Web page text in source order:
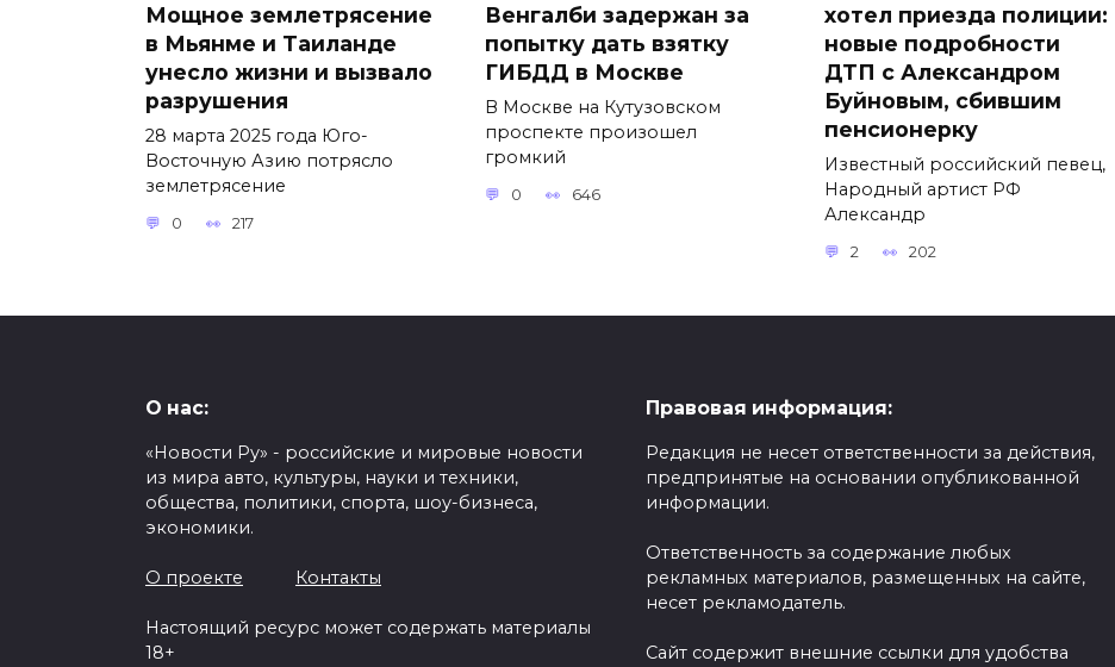
Мощное землетрясение
в Мьянме и Таиланде
унесло жизни и вызвало
разрушения
28 марта 2025 года Юго-
Восточную Азию потрясло
землетрясение
0 217
Венгалби задержан за
попытку дать взятку
ГИБДД в Москве
В Москве на Кутузовском
проспекте произошел
громкий
0 646
хотел приезда полиции:
новые подробности
ДТП с Александром
Буйновым, сбившим
пенсионерку
Известный российский певец,
Народный артист РФ
Александр
2 202
О нас:
«Новости Ру» - российские и мировые новости
из мира авто, культуры, науки и техники,
общества, политики, спорта, шоу-бизнеса,
экономики.
О проекте Контакты
Настоящий ресурс может содержать материалы
18+
Правовая информация:
Редакция не несет ответственности за действия,
предпринятые на основании опубликованной
информации.
Ответственность за содержание любых
рекламных материалов, размещенных на сайте,
несет рекламодатель.
Сайт содержит внешние ссылки для удобства